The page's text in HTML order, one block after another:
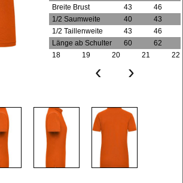
Breite Brust
43
46
1/2 Saumweite
40
43
1/2 Taillenweite
43
46
Länge ab Schulter
60
62
18
19 20 21 22
‹ ›